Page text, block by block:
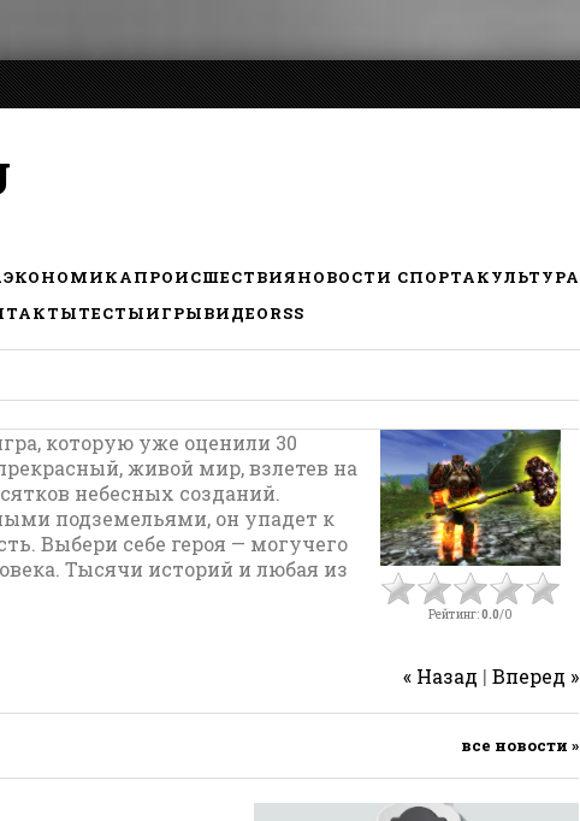
ЭКОНОМИКАПРОИСШЕСТВИЯНОВОСТИ СПОРТАКУЛЬТУРА
ТЕСТЫИГРЫВИДЕОRSS
которую уже оценили 30
живой мир, взлетев на
небесных созданий.
подземельями, он упадет к
Выбери себе героя — могучего
Тысячи историй и любая из
Рейтинг:0.0/0
« Назад | Вперед »
все новости »